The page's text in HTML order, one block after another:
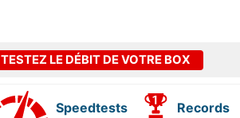
TESTEZ LE DÉBIT DE VOTRE BOX
Speedtests
Records